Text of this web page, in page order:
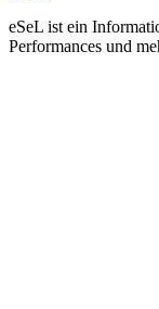
eSeL ist ein
Performances und